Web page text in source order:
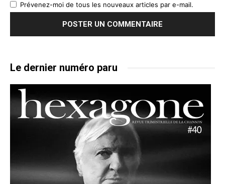
Prévenez-moi de tous les nouveaux articles par e-mail.
Le dernier numéro paru